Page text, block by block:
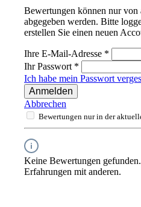
Bewertungen können nur von
abgegeben werden. Bitte
erstellen Sie einen neuen
Ihre E-Mail-Adresse *
Ihr Passwort *
Ich habe mein Passwort
Anmelden
Abbrechen
Bewertungen nur in der
Keine Bewertungen
Erfahrungen mit anderen.